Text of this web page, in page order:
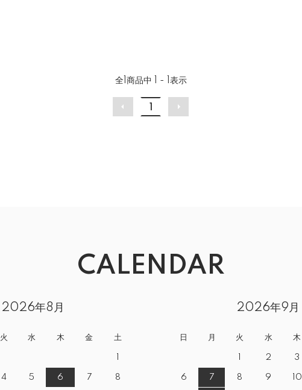
全1 商品中 1 - 1 表示
CALENDAR
2026年8月
火 水 木 金 土
4 5 6 7 8
2026年9月
日 月 火 水 木
2 3
6 7 8 9 10